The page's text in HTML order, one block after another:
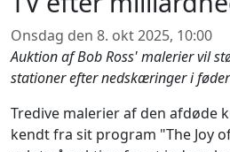
Onsdag den 8. okt 2025, 10:00
Auktion af Bob Ross' malerier vil
stationer efter nedskæringer i
Tredive malerier af den afdøde
kendt fra sit program "The Joy